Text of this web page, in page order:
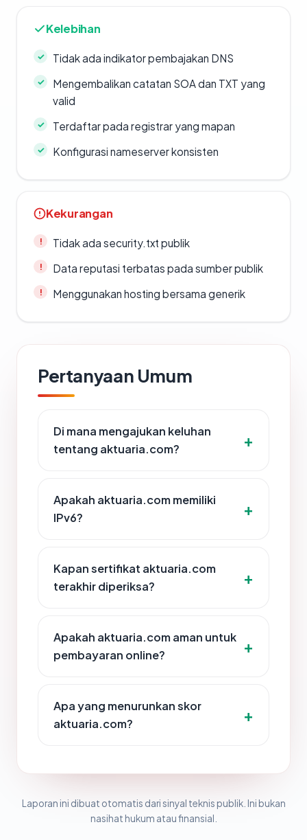
Kelebihan
Tidak ada indikator pembajakan DNS
Mengembalikan catatan SOA dan TXT yang
valid
Terdaftar pada registrar yang mapan
Konfigurasi nameserver konsisten
Kekurangan
Tidak ada security.txt publik
Data reputasi terbatas pada sumber publik
Menggunakan hosting bersama generik
Pertanyaan Umum
Di mana mengajukan keluhan
tentang aktuaria.com?
Apakah aktuaria.com memiliki
IPv6?
Kapan sertifikat aktuaria.com
terakhir diperiksa?
Apakah aktuaria.com aman untuk
pembayaran online?
Apa yang menurunkan skor
aktuaria.com?
Laporan ini dibuat otomatis dari sinyal teknis publik. Ini bukan
nasihat hukum atau finansial.